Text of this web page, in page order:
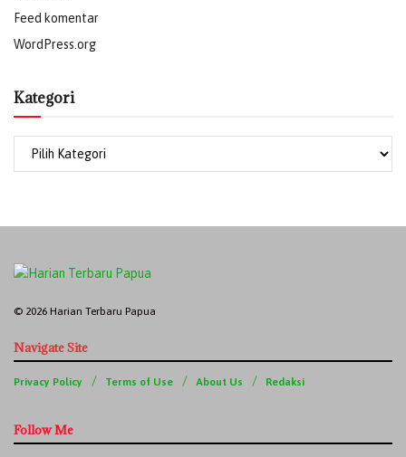
Feed komentar
WordPress.org
Kategori
© 2026 Harian Terbaru Papua
Navigate Site
Privacy Policy Terms of Use About Us Redaksi
Follow Me